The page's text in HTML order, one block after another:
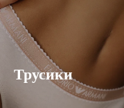
Трусики